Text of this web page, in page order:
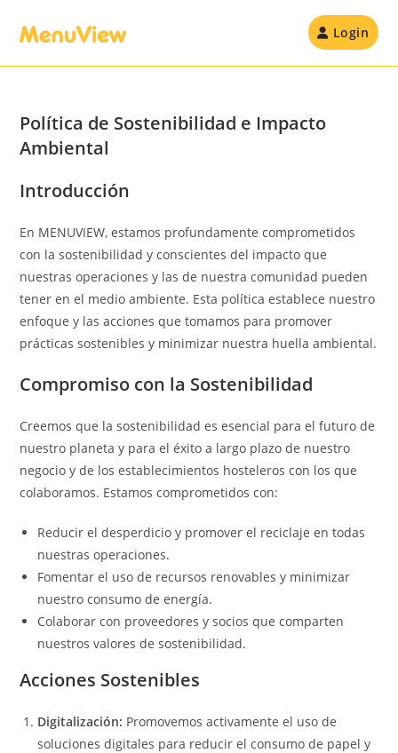
Login
Política de Sostenibilidad e Impacto
Ambiental
Introducción
En MENUVIEW, estamos profundamente comprometidos
con la sostenibilidad y conscientes del impacto que
nuestras operaciones y las de nuestra comunidad pueden
tener en el medio ambiente. Esta política establece nuestro
enfoque y las acciones que tomamos para promover
prácticas sostenibles y minimizar nuestra huella ambiental.
Compromiso con la Sostenibilidad
Creemos que la sostenibilidad es esencial para el futuro de
nuestro planeta y para el éxito a largo plazo de nuestro
negocio y de los establecimientos hosteleros con los que
colaboramos. Estamos comprometidos con:
Reducir el desperdicio y promover el reciclaje en todas
nuestras operaciones.
Fomentar el uso de recursos renovables y minimizar
nuestro consumo de energía.
Colaborar con proveedores y socios que comparten
nuestros valores de sostenibilidad.
Acciones Sostenibles
Digitalización: Promovemos activamente el uso de
soluciones digitales para reducir el consumo de papel y